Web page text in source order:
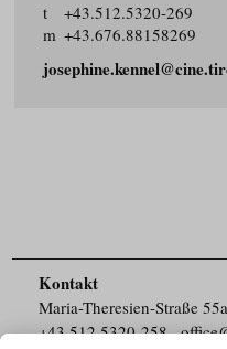
t
+43.512.5320-269
m +43.676.88158269
Kontakt
Maria-Theresien-Straße
+43.512.5320-258,